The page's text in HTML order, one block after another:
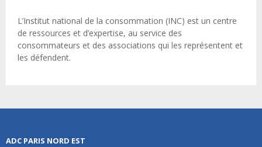
L’Institut national de la consommation (INC) est un centre
de ressources et d’expertise, au service des
consommateurs et des associations qui les représentent et
les défendent.
ADC PARIS NORD EST